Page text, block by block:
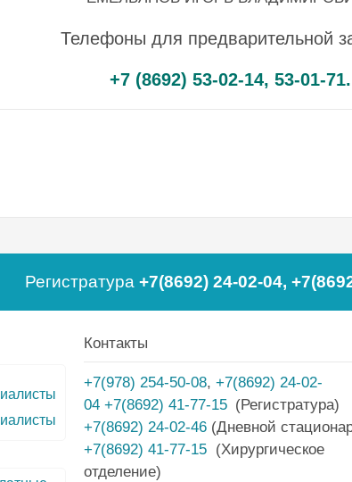
Телефоны для предварительной
+7 (8692) 53-02-14, 53-01-71.
Регистратура +7(8692) 24-02-04,
Контакты
+7(978) 254-50-08, +7(8692) 24-02-
04 +7(8692) 41-77-15 (Регистратура)
+7(8692) 24-02-46 (Дневной
+7(8692) 41-77-15 (Хирургическое
отделение)